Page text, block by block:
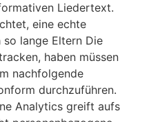
Liedertext.
eine echte
so lange Eltern Die
haben müssen
nachfolgende
durchzuführen.
Analytics greift aufs